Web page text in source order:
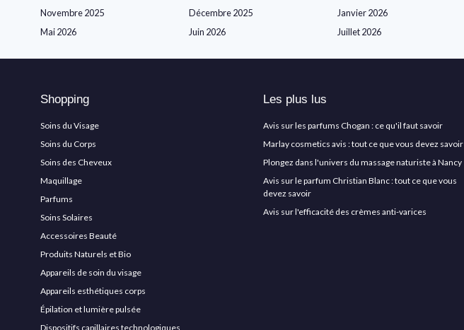
Novembre 2025
Décembre 2025 Janvier 2026
Mai 2026
Juin 2026 Juillet 2026
Shopping
Soins du Visage
Soins du Corps
Soins des Cheveux
Maquillage
Parfums
Soins Solaires
Accessoires Beauté
Produits Naturels et Bio
Appareils de soin du visage
Appareils esthétiques corps
Épilation et lumière pulsée
Dispositifs capillaires technologiques
Les plus lus
Avis sur les parfums Chogan : ce qu'il faut savoir
Marlay cosmetics avis : tout ce que vous devez savoir
Plongez dans l'univers du massage naturiste à Nancy
Avis sur le parfum Christian Blanc : tout ce que vous
devez savoir
Avis sur l'efficacité des crèmes anti-varices